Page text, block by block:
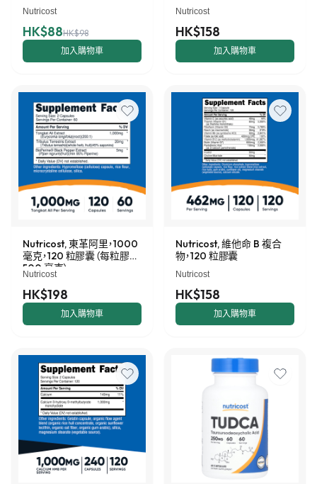
Nutricost
HK$88HK$98
加入購物車
Nutricost
HK$158
加入購物車
Nutricost, 東革阿里，1000
毫克，120 粒膠囊（每粒膠囊
500 毫克）
Nutricost
HK$198
加入購物車
Nutricost, 維他命 B 複合
物，120 粒膠囊
Nutricost
HK$158
加入購物車